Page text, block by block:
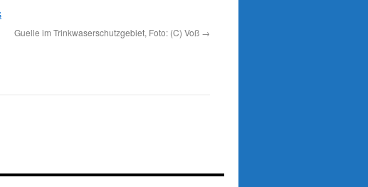
Guelle im Trinkwaserschutzgebiet, Foto: (C) Voß